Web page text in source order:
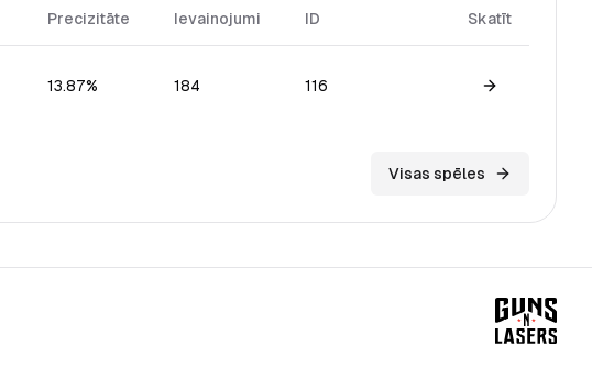
Precizitāte Ievainojumi ID Skatīt
13.87% 184 116
View game
Visas spēles